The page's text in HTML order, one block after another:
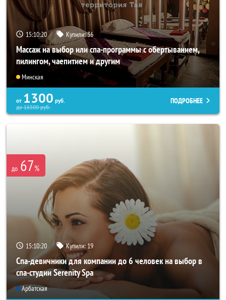
15:10:18 Купили:36
Массаж на выбор или спа-программы с обертыванием,
пилингом, чаепитием и другим
Минская
от 1300 руб.
до16500руб.
ПОДРОБНЕЕ
до 67%
15:10:18 Купили: 19
Спа-девичники для компании до 6 человек на выбор в
спа-студии Serenity Spa
Арбатская